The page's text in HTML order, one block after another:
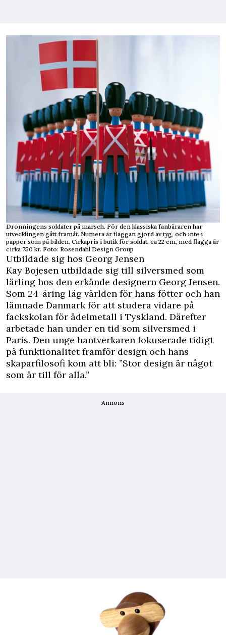
Dronningens soldater på marsch. För den klassiska fanbäraren har
utvecklingen gått framåt. Numera är flaggan gjord av tyg, och inte i
papper som på bilden. Cirkapris i butik för soldat, ca 22 cm, med flagga är
cirka 750 kr. Foto: Rosendahl Design Group
Utbildade sig hos Georg Jensen
Kay Bojesen utbildade sig till silversmed som
lärling hos den erkände designern Georg Jensen.
Som 24-åring låg världen för hans fötter och han
lämnade Danmark för att studera vidare på
fackskolan för ädelmetall i Tyskland. Därefter
arbetade han under en tid som silversmed i
Paris. Den unge hantverkaren fokuserade tidigt
på funktionalitet framför design och hans
skaparfilosofi kom att bli: ”Stor design är något
som är till för alla.”
Annons